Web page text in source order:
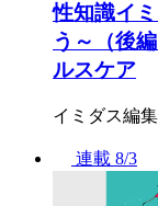
性知識イ
う～（後
ルスケア
イミダス編
連載 8/3